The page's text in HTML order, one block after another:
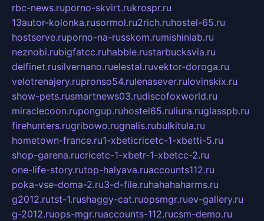
rbc-news.ruporno-skvirt.rukrospr.ru
13autor-kolonka.rusormol.ru2rich.ruhostel-65.ru
hostserve.ruporno-na-russkom.rumishinlab.ru
neznobi.rubigfatcc.ruhabble.rustarbucksvia.ru
delfinet.rusilvernano.ruelestal.ruvektor-doroga.ru
velotrenajery.rupronso54.rulenasever.rulovinskix.ru
show-pets.rusmartnews03.rudiscofoxworld.ru
miraclecoon.rupongup.ruhostel65.ruliura.ruglasspb.ru
firehunters.rugribowo.rugnalis.rubulkitula.ru
hometown-france.ru1-xbeticricetc-1-xbetti-5.ru
shop-garena.rucricetc-1-xbetr-1-xbetcc-2.ru
one-life-story.rutop-halyava.ruaccounts112.ru
poka-vse-doma-2.ru3-d-file.ruhahahaharms.ru
g2012.rutst-1.rushaggy-cat.ruopsmgr.ruev-gallery.ru
g-2012.ruops-mgr.ruaccounts-112.rucsm-demo.ru